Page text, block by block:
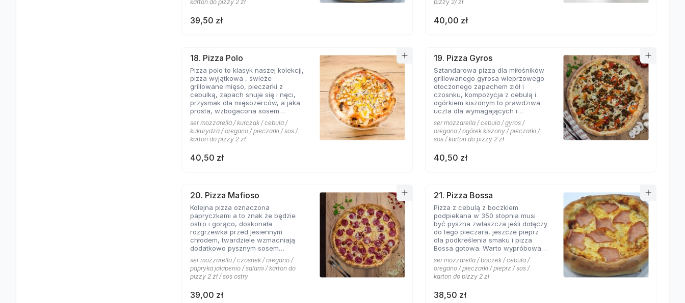
karton do pizzy 2 zł
39,50 zł
piaszczyste plaże i ciepły klimat -
smak doskonale współgra z
charakteru. Jest to pizza dla
miłośników wyjątkowych smaków,
którzy nie boją się poznawać
nowych połączeń.
pizzy 2/ zł
40,00 zł
18. Pizza Polo
Pizza polo to klasyk naszej kolekcji,
pizza wyjątkowa , świeże
grillowane mięso, pieczarki z
cebulką, zapach snuje się i nęci,
przysmak dla mięsożerców, a jaka
prosta, wzbogacona sosem
jogurtowo czosnkowym zadowala
od lat Gości Pizzerii Hyyper.
ser mozzarella / kurczak / cebula /
kukurydza / oregano / pieczarki / sos /
karton do pizzy 2 zł
40,50 zł
19. Pizza Gyros
Sztandarowa pizza dla miłośników
grillowanego gyrosa wieprzowego
otoczonego zapachem ziół i
czosnku, kompozycja z cebulą i
ogórkiem kiszonym to prawdziwa
uczta dla wymagających i
koneserów których pizzeria Hyyper
ceni najbardziej. . Chodzą słuchy,
że gyros Hyyper jest najlepszy w
mieście
ser mozzarella / cebula / gyros /
oregano / ogórek kiszony / pieczarki /
sos / karton do pizzy 2 zł
40,50 zł
20. Pizza Mafioso
Kolejna pizza oznaczona
papryczkami a to znak że będzie
ostro i gorąco, doskonała
rozgrzewka przed jesiennym
chłodem, twardziele wzmacniają
dodatkowo pysznym sosem
pomidorowym pikantnym, uf jak
gorąco.
ser mozzarella / czosnek / oregano /
papryka jalapenio / salami / karton do
pizzy 2 zł / sos ostry
39,00 zł
21. Pizza Bossa
Pizza z cebulą z boczkiem
podpiekana w 350 stopnia musi
być pyszna zwłaszcza jeśli dołączy
do tego pieczara, jeszcze pieprz
dla podkreślenia smaku i pizza
Bossa gotowa. Warto wypróbować
wszystkie sosy dostępne w Pizzerii
Hyyper a mamy ich cztery rodzaje:
pomidorowy łagodny, pomidorowy
pikantny, jogurtowo-czosnkowy
niepowtarzalny w smaku.
ser mozzarella / boczek / cebula /
oregano / pieczarki / pieprz / sos /
karton do pizzy 2 zł
38,50 zł